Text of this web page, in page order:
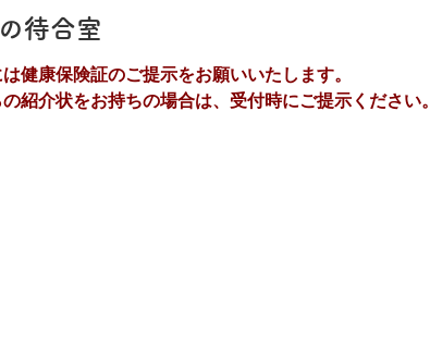
待合室
健康保険証のご提示をお願いいたします。
紹介状をお持ちの場合は、受付時にご提示ください。